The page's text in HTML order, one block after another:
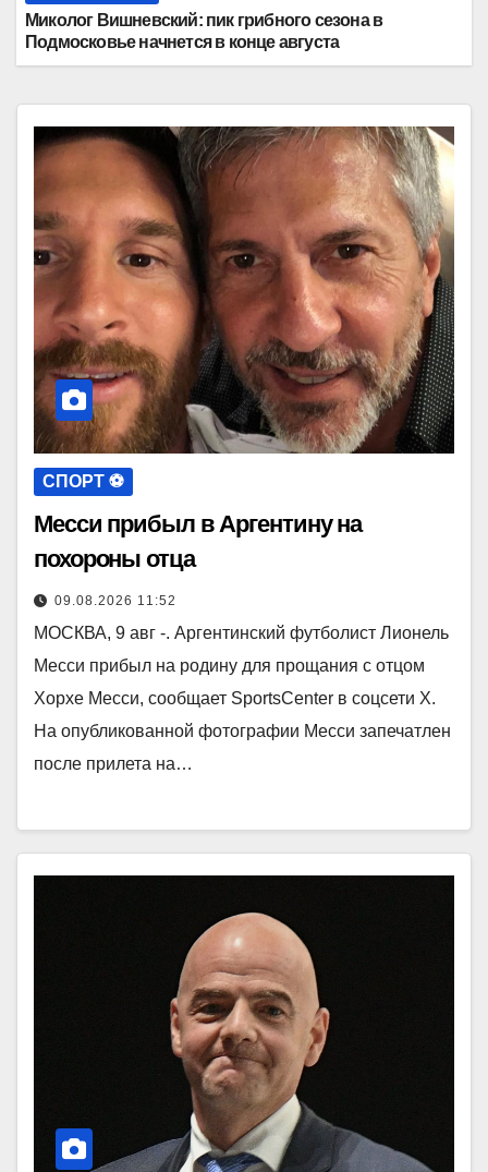
Миколог Вишневский: пик грибного сезона в
Подмосковье начнется в конце августа
СПОРТ ⚽️
Месси прибыл в Аргентину на
похороны отца
09.08.2026 11:52
МОСКВА, 9 авг -. Аргентинский футболист Лионель
Месси прибыл на родину для прощания с отцом
Хорхе Месси, сообщает SportsCenter в соцсети X.
На опубликованной фотографии Месси запечатлен
после прилета на…